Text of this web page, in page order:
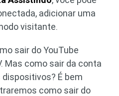
adicionar uma
visitante.
sair do YouTube
Mas como sair da conta
É bem
como sair do